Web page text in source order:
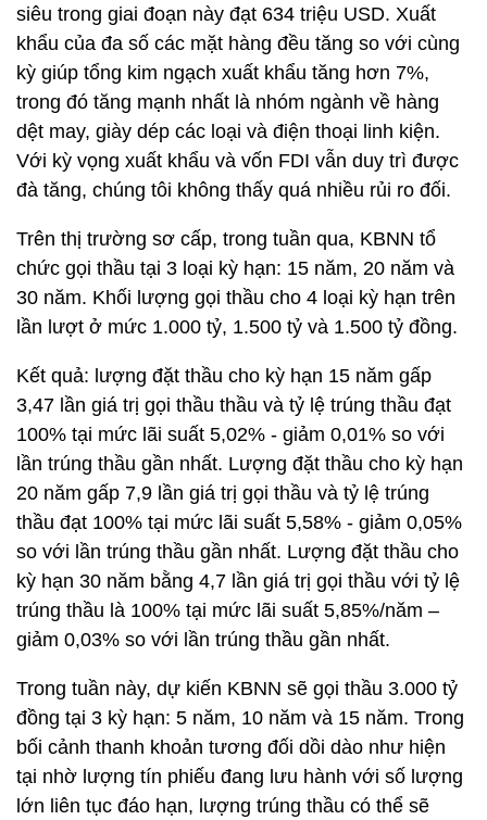
siêu trong giai đoạn này đạt 634 triệu USD. Xuất
khẩu của đa số các mặt hàng đều tăng so với cùng
kỳ giúp tổng kim ngạch xuất khẩu tăng hơn 7%,
trong đó tăng mạnh nhất là nhóm ngành về hàng
dệt may, giày dép các loại và điện thoại linh kiện.
Với kỳ vọng xuất khẩu và vốn FDI vẫn duy trì được
đà tăng, chúng tôi không thấy quá nhiều rủi ro đối.
Trên thị trường sơ cấp, trong tuần qua, KBNN tổ
chức gọi thầu tại 3 loại kỳ hạn: 15 năm, 20 năm và
30 năm. Khối lượng gọi thầu cho 4 loại kỳ hạn trên
lần lượt ở mức 1.000 tỷ, 1.500 tỷ và 1.500 tỷ đồng.
Kết quả: lượng đặt thầu cho kỳ hạn 15 năm gấp
3,47 lần giá trị gọi thầu thầu và tỷ lệ trúng thầu đạt
100% tại mức lãi suất 5,02% - giảm 0,01% so với
lần trúng thầu gần nhất. Lượng đặt thầu cho kỳ hạn
20 năm gấp 7,9 lần giá trị gọi thầu và tỷ lệ trúng
thầu đạt 100% tại mức lãi suất 5,58% - giảm 0,05%
so với lần trúng thầu gần nhất. Lượng đặt thầu cho
kỳ hạn 30 năm bằng 4,7 lần giá trị gọi thầu với tỷ lệ
trúng thầu là 100% tại mức lãi suất 5,85%/năm –
giảm 0,03% so với lần trúng thầu gần nhất.
Trong tuần này, dự kiến KBNN sẽ gọi thầu 3.000 tỷ
đồng tại 3 kỳ hạn: 5 năm, 10 năm và 15 năm. Trong
bối cảnh thanh khoản tương đối dồi dào như hiện
tại nhờ lượng tín phiếu đang lưu hành với số lượng
lớn liên tục đáo hạn, lượng trúng thầu có thể sẽ